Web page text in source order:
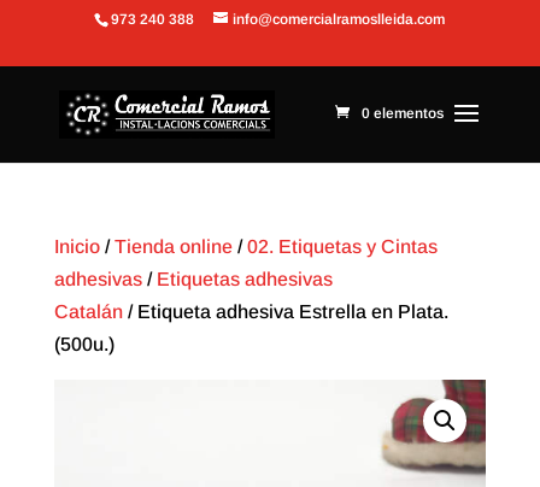
Abrir barra de herramientas
973 240 388 info@comercialramoslleida.com
0 elementos
Inicio/Tienda online/02. Etiquetas y Cintas
adhesivas/ Etiquetas adhesivas
Catalán/ Etiqueta adhesiva Estrella en Plata.
(500u.)